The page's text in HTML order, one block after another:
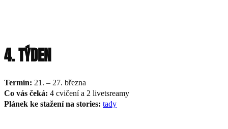
4. TÝDEN
Termín: 21. – 27. března
Co vás čeká: 4 cvičení a 2 livetsreamy
Plánek ke stažení na stories: tady